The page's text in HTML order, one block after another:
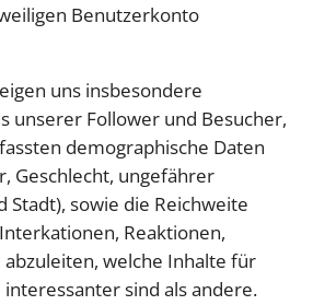
Benutzerkonto
uns insbesondere
unserer Follower und Besucher,
demographische Daten
Geschlecht, ungefährer
Stadt), sowie die Reichweite
Reaktionen,
welche Inhalte für
sind als andere.